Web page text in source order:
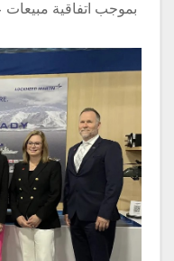
بموجب اتفاقية